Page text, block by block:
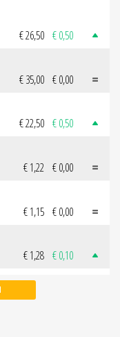
€ 26,50 € 0,50
€ 35,00 € 0,00
€ 22,50 € 0,50
€ 1,22 € 0,00
€ 1,15 € 0,00
€ 1,28 € 0,10